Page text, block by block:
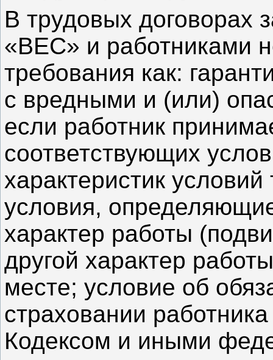
В трудовых
«ВЕС» и работниками
требования как:
с вредными и (или)
если работник
соответствующих
характеристик
условия,
характер работы
другой характер
месте; условие об
страховании
Кодексом и иными